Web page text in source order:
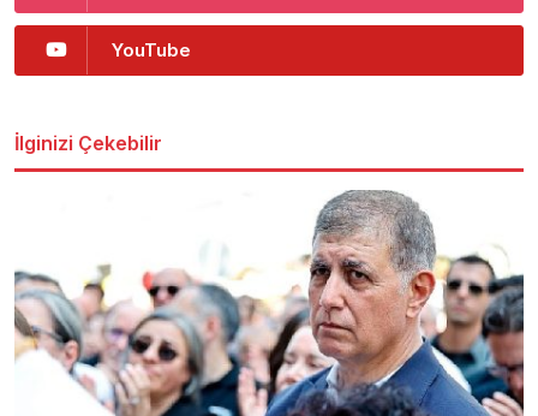
YouTube
İlginizi Çekebilir